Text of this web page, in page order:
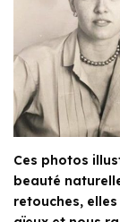
Ces photos
beauté
retouches,